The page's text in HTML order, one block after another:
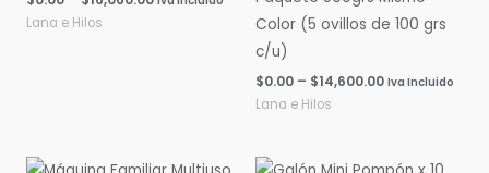
Lana e Hilos
Color (5 ovillos de 100 grs
c/u)
$0.00 – $14,600.00 Iva Incluido
Lana e Hilos